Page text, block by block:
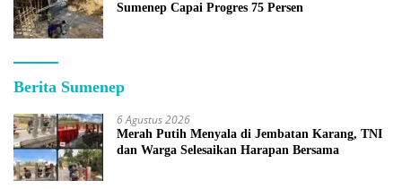
Sumenep Capai Progres 75 Persen
Berita Sumenep
6 Agustus 2026
Merah Putih Menyala di Jembatan Karang, TNI
dan Warga Selesaikan Harapan Bersama